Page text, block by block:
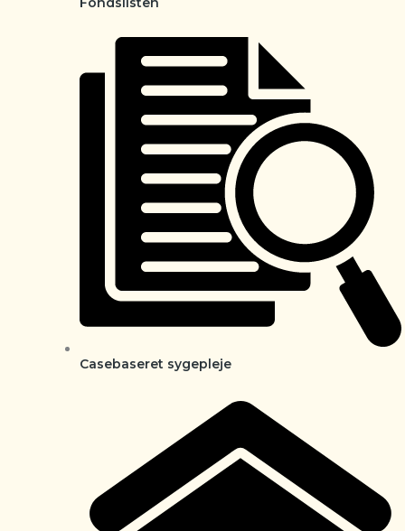
Casebaseret sygepleje